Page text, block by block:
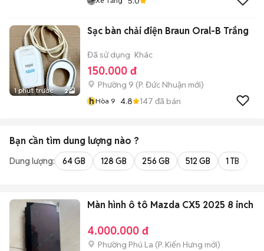
1 phút trước 2
Sạc bàn chải điện Braun Oral-B Trắng
Đã sử dụng Khác
150.000 đ
Phường 9 (P. Đức Nhuận mới)
hHòa 9 4.8 147 đã bán
Bạn cần tìm dung lượng nào ?
Dung lượng: 64 GB 128 GB 256 GB 512 GB 1 TB
Màn hình ô tô Mazda CX5 2025 8 inch
4.000.000 đ
Phường Phú La (P. Kiến Hưng mới)